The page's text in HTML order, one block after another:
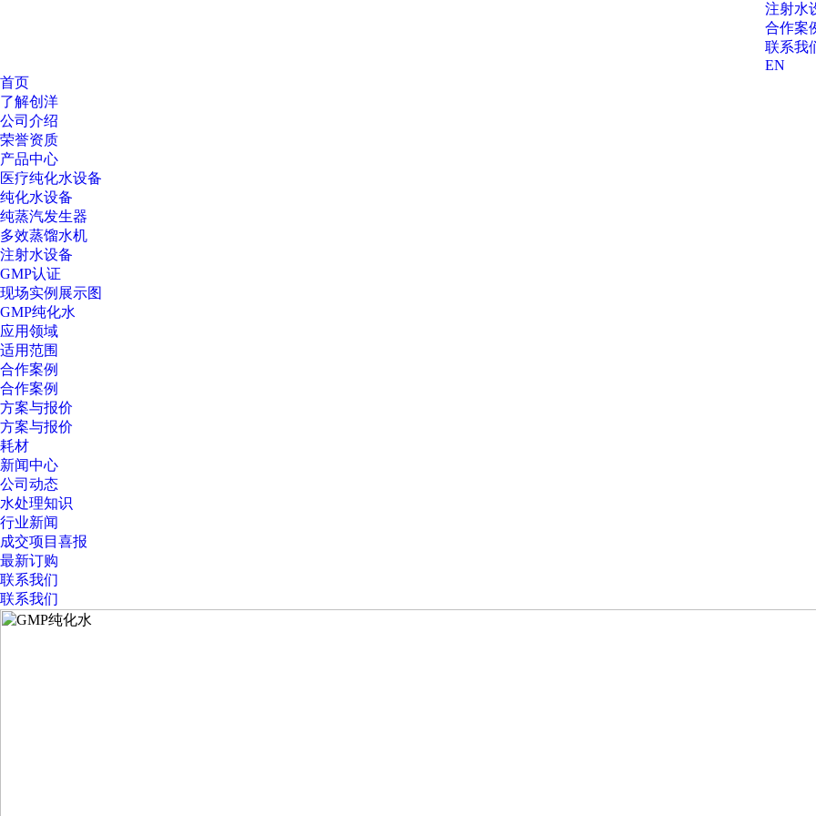
注射水
合作案
联系我
EN
首页
了解创洋
公司介绍
荣誉资质
产品中心
医疗纯化水设备
纯化水设备
纯蒸汽发生器
多效蒸馏水机
注射水设备
GMP认证
现场实例展示图
GMP纯化水
应用领域
适用范围
合作案例
合作案例
方案与报价
方案与报价
耗材
新闻中心
公司动态
水处理知识
行业新闻
成交项目喜报
最新订购
联系我们
联系我们